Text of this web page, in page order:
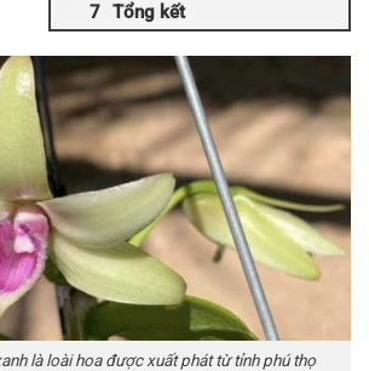
Tổng kết
là loài hoa được xuất phát từ tỉnh phú thọ